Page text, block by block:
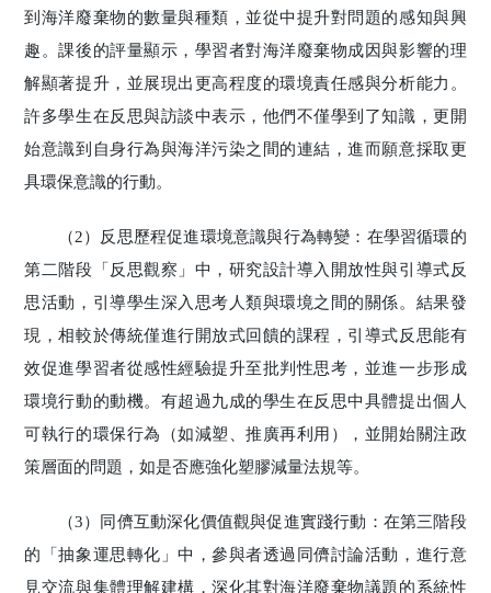
到海洋廢棄物的數量與種類，並從中提升對問題的感知與興
趣。課後的評量顯示，學習者對海洋廢棄物成因與影響的理
解顯著提升，並展現出更高程度的環境責任感與分析能力。
許多學生在反思與訪談中表示，他們不僅學到了知識，更開
始意識到自身行為與海洋污染之間的連結，進而願意採取更
具環保意識的行動。
（2）反思歷程促進環境意識與行為轉變：在學習循環的
第二階段「反思觀察」中，研究設計導入開放性與引導式反
思活動，引導學生深入思考人類與環境之間的關係。結果發
現，相較於傳統僅進行開放式回饋的課程，引導式反思能有
效促進學習者從感性經驗提升至批判性思考，並進一步形成
環境行動的動機。有超過九成的學生在反思中具體提出個人
可執行的環保行為（如減塑、推廣再利用），並開始關注政
策層面的問題，如是否應強化塑膠減量法規等。
（3）同儕互動深化價值觀與促進實踐行動：在第三階段
的「抽象運思轉化」中，參與者透過同儕討論活動，進行意
見交流與集體理解建構，深化其對海洋廢棄物議題的系統性